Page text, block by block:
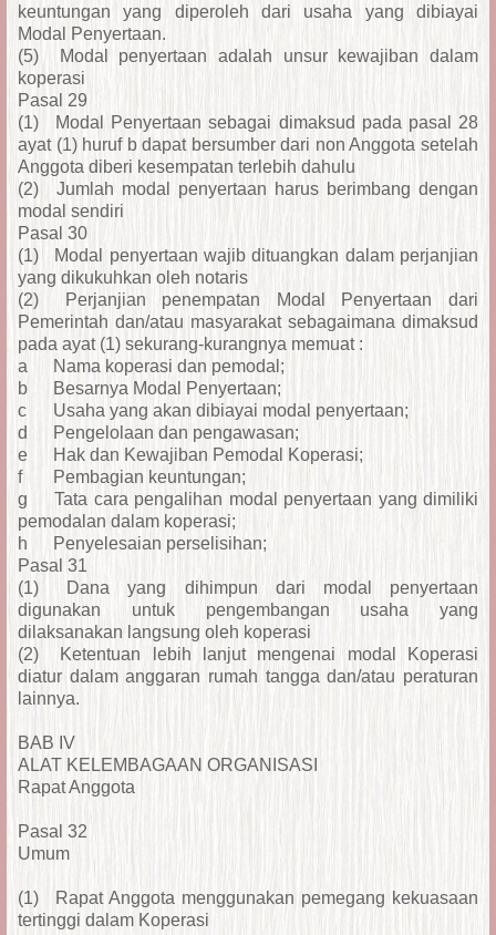
keuntungan yang diperoleh dari usaha yang dibiayai
Modal Penyertaan.
(5)
Modal penyertaan adalah unsur kewajiban dalam
koperasi
Pasal 29
(1)
Modal Penyertaan sebagai dimaksud pada pasal 28
ayat (1) huruf b dapat bersumber dari non Anggota setelah
Anggota diberi kesempatan terlebih dahulu
(2)
Jumlah modal penyertaan harus berimbang dengan
modal sendiri
Pasal 30
(1)
Modal penyertaan wajib dituangkan dalam perjanjian
yang dikukuhkan oleh notaris
(2)
Perjanjian penempatan Modal Penyertaan dari
Pemerintah dan/atau masyarakat sebagaimana dimaksud
pada ayat (1) sekurang-kurangnya memuat :
a
Nama koperasi dan pemodal;
b
Besarnya Modal Penyertaan;
c
Usaha yang akan dibiayai modal penyertaan;
d
Pengelolaan dan pengawasan;
e
Hak dan Kewajiban Pemodal Koperasi;
f
Pembagian keuntungan;
g
Tata cara pengalihan modal penyertaan yang dimiliki
pemodalan dalam koperasi;
h
Penyelesaian perselisihan;
Pasal 31
(1)
Dana yang dihimpun dari modal penyertaan
digunakan untuk pengembangan usaha yang
dilaksanakan langsung oleh koperasi
(2)
Ketentuan lebih lanjut mengenai modal Koperasi
diatur dalam anggaran rumah tangga dan/atau peraturan
lainnya.
BAB IV
ALAT KELEMBAGAAN ORGANISASI
Rapat Anggota
Pasal 32
Umum
(1)
Rapat Anggota menggunakan pemegang kekuasaan
tertinggi dalam Koperasi